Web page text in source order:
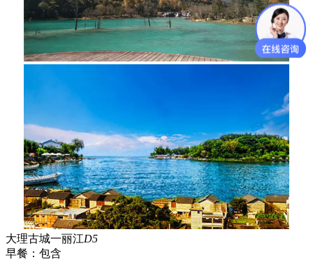
大理古城一丽江D5
早餐： 包含